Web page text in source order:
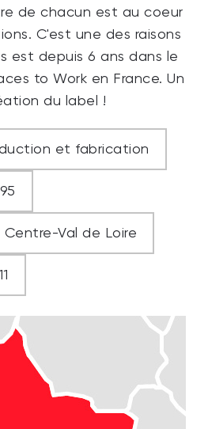
de chacun est au coeur
C'est une des raisons
est depuis 6 ans dans le
to Work en France. Un
du label !
et fabrication
Centre-Val de Loire